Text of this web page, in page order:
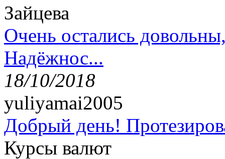
Зайцева
Очень остались
Надёжнос...
18/10/2018
yuliyamai2005
Добрый день!
Курсы валют